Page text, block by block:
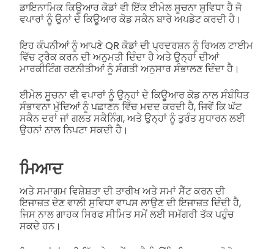
ਡਾਇਨਾਮਿਕ ਕਿਊਆਰ ਕੋਡਾਂ ਵੀ ਇੱਕ ਈਮੇਲ ਸੂਚਨਾ ਸੁਵਿਧਾ ਹੈ ਜੋ
ਵਪਾਰਾਂ ਨੂੰ ਉਨਾਂ ਦੇ ਕਿਊਆਰ ਕੋਡ ਸਕੈਨ ਬਾਰੇ ਅਪਡੇਟ ਕਰਦੀ ਹੈ।
ਇਹ ਕੰਪਨੀਆਂ ਨੂੰ ਆਪਣੇ QR ਕੋਡਾਂ ਦੀ ਪ੍ਰਦਰਸ਼ਨ ਨੂੰ ਰਿਅਲ ਟਾਈਮ
ਵਿੱਚ ਟ੍ਰੈਕ ਕਰਨ ਦੀ ਅਨੁਮਤੀ ਦਿੰਦਾ ਹੈ ਅਤੇ ਉਨ੍ਹਾਂ ਦੀਆਂ
ਮਾਰਕੀਟਿੰਗ ਰਣਨੀਤੀਆਂ ਨੂੰ ਸੰਗਤੀ ਅਨੁਸਾਰ ਸੰਭਾਲਣ ਦਿੰਦਾ ਹੈ।
ਈਮੇਲ ਸੂਚਨਾ ਵੀ ਵਪਾਰਾਂ ਨੂੰ ਉਨ੍ਹਾਂ ਦੇ ਕਿਊਆਰ ਕੋਡ ਨਾਲ ਸੰਬੰਧਿਤ
ਸੰਭਾਵਨਾ ਮੁੱਦਿਆਂ ਨੂੰ ਪਛਾਣਨ ਵਿੱਚ ਮਦਦ ਕਰਦੀ ਹੈ, ਜਿਵੇਂ ਕਿ ਘੱਟ
ਸਕੈਨ ਦਰਾਂ ਜਾਂ ਗਲਤ ਸਕੈਨਿੰਗ, ਅਤੇ ਉਨ੍ਹਾਂ ਨੂੰ ਤੁਰੰਤ ਸੁਧਾਰਨ ਲਈ
ਉਹਨਾਂ ਨਾਲ ਨਿਪਟਾ ਸਕਦੀ ਹੈ।
ਮਿਆਦ
ਅਤੇ ਸਮਾਗਮ ਵਿਸ਼ੇਸ਼ਤਾ ਦੀ ਤਾਰੀਖ ਅਤੇ ਸਮਾਂ ਸੈੱਟ ਕਰਨ ਦੀ
ਇਜਾਜ਼ਤ ਦੇਣ ਵਾਲੀ ਸੁਵਿਧਾ ਵਾਪਸ ਲਾਉਣ ਦੀ ਇਜਾਜ਼ਤ ਦਿੰਦੀ ਹੈ,
ਜਿਸ ਨਾਲ ਗਾਹਕ ਸਿਰਫ ਸੀਮਿਤ ਸਮੇਂ ਲਈ ਸਮੱਗਰੀ ਤੱਕ ਪਹੁੰਚ
ਸਕਦੇ ਹਨ।